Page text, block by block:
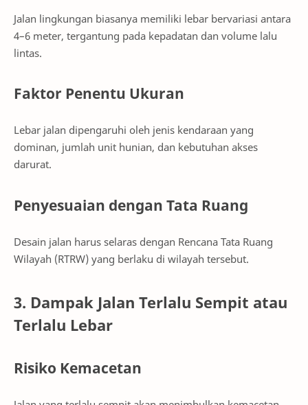
Jalan lingkungan biasanya memiliki lebar bervariasi antara
4–6 meter, tergantung pada kepadatan dan volume lalu
lintas.
Faktor Penentu Ukuran
Lebar jalan dipengaruhi oleh jenis kendaraan yang
dominan, jumlah unit hunian, dan kebutuhan akses
darurat.
Penyesuaian dengan Tata Ruang
Desain jalan harus selaras dengan Rencana Tata Ruang
Wilayah (RTRW) yang berlaku di wilayah tersebut.
3. Dampak Jalan Terlalu Sempit atau
Terlalu Lebar
Risiko Kemacetan